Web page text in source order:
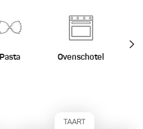
Pasta Ovenschotel
TAART